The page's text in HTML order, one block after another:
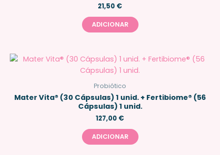
21,50 €
ADICIONAR
Probiótico
Mater Vita® (30 Cápsulas) 1 unid. + Fertibiome® (56
Cápsulas) 1 unid.
127,00 €
ADICIONAR